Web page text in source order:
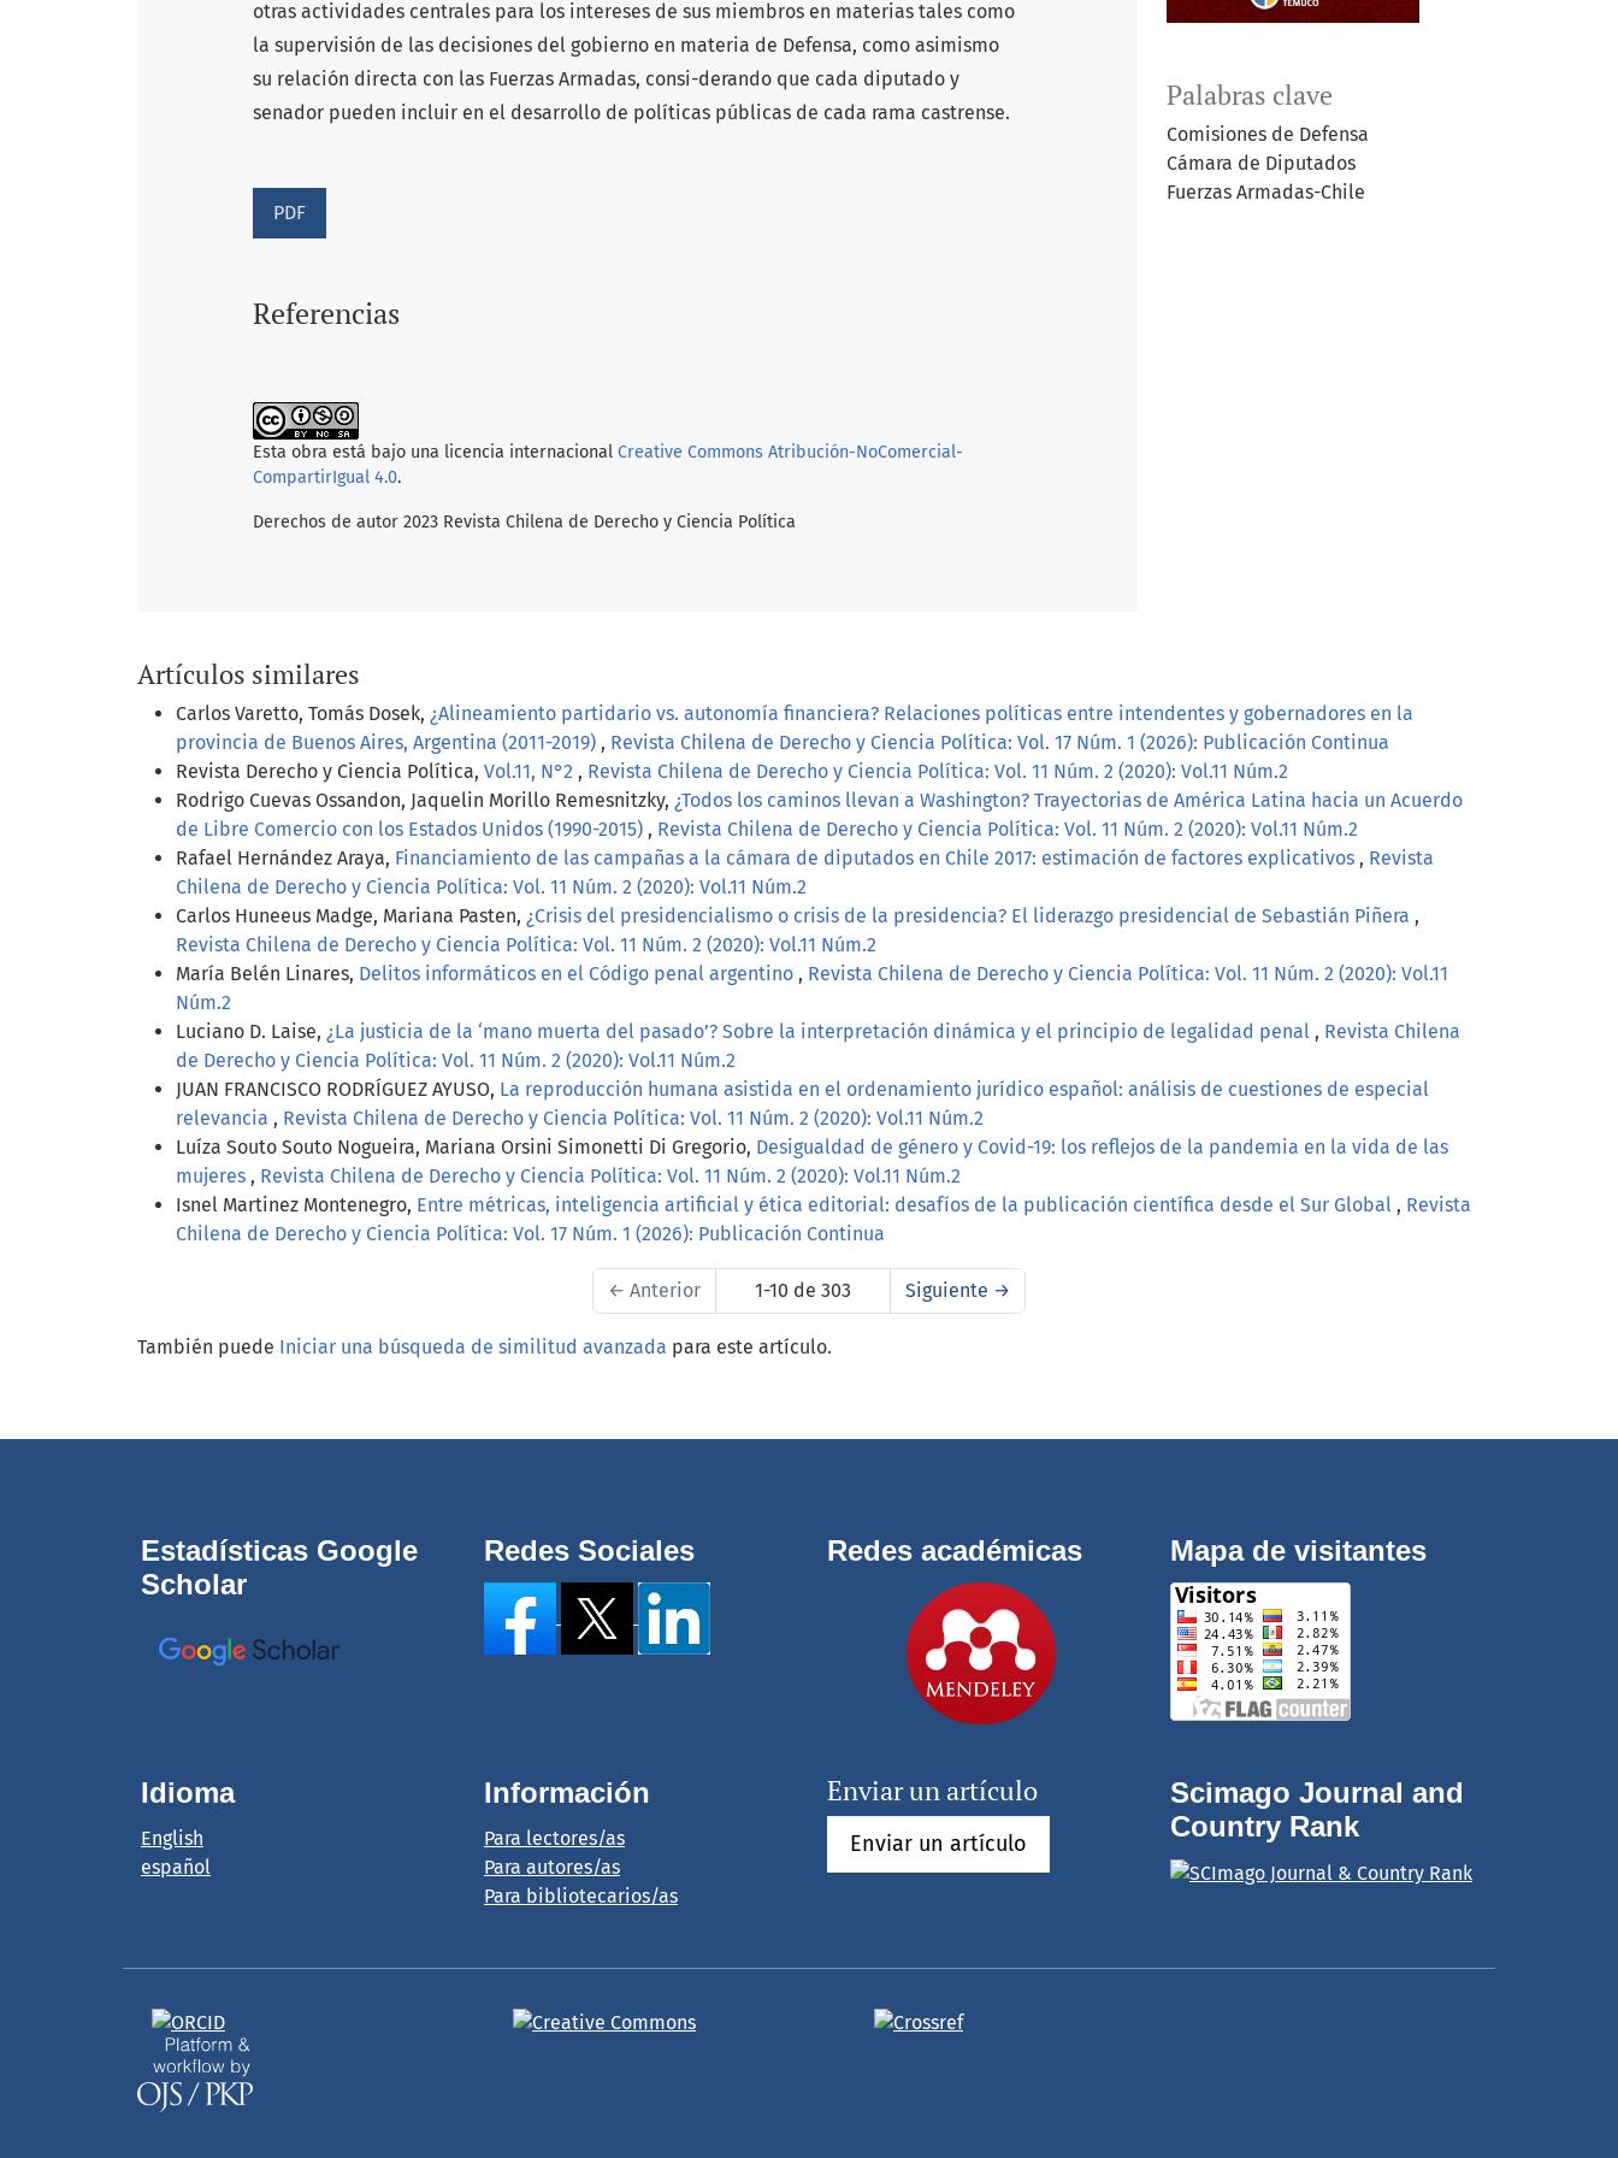
Palabras clave
Comisiones de Defensa
Cámara de Diputados
Fuerzas Armadas-Chile
otras actividades centrales para los intereses de sus miembros en materias tales como
la supervisión de las decisiones del gobierno en materia de Defensa, como asimismo
su relación directa con las Fuerzas Armadas, consi-derando que cada diputado y
senador pueden incluir en el desarrollo de políticas públicas de cada rama castrense.
PDF
Referencias
Esta obra está bajo una licencia internacional Creative Commons Atribución-NoComercial-
CompartirIgual 4.0.
Derechos de autor 2023 Revista Chilena de Derecho y Ciencia Política
Artículos similares
Carlos Varetto, Tomás Dosek, ¿Alineamiento partidario vs. autonomía financiera? Relaciones políticas entre intendentes y gobernadores en la
provincia de Buenos Aires, Argentina (2011-2019) , Revista Chilena de Derecho y Ciencia Política: Vol. 17 Núm. 1 (2026): Publicación Continua
Revista Derecho y Ciencia Política, Vol.11, N°2 , Revista Chilena de Derecho y Ciencia Política: Vol. 11 Núm. 2 (2020): Vol.11 Núm.2
Rodrigo Cuevas Ossandon, Jaquelin Morillo Remesnitzky, ¿Todos los caminos llevan a Washington? Trayectorias de América Latina hacia un Acuerdo
de Libre Comercio con los Estados Unidos (1990-2015) , Revista Chilena de Derecho y Ciencia Política: Vol. 11 Núm. 2 (2020): Vol.11 Núm.2
Rafael Hernández Araya, Financiamiento de las campañas a la cámara de diputados en Chile 2017: estimación de factores explicativos , Revista
Chilena de Derecho y Ciencia Política: Vol. 11 Núm. 2 (2020): Vol.11 Núm.2
Carlos Huneeus Madge, Mariana Pasten, ¿Crisis del presidencialismo o crisis de la presidencia? El liderazgo presidencial de Sebastián Piñera ,
Revista Chilena de Derecho y Ciencia Política: Vol. 11 Núm. 2 (2020): Vol.11 Núm.2
María Belén Linares, Delitos informáticos en el Código penal argentino , Revista Chilena de Derecho y Ciencia Política: Vol. 11 Núm. 2 (2020): Vol.11
Núm.2
Luciano D. Laise, ¿La justicia de la ‘mano muerta del pasado’? Sobre la interpretación dinámica y el principio de legalidad penal , Revista Chilena
de Derecho y Ciencia Política: Vol. 11 Núm. 2 (2020): Vol.11 Núm.2
JUAN FRANCISCO RODRÍGUEZ AYUSO, La reproducción humana asistida en el ordenamiento jurídico español: análisis de cuestiones de especial
relevancia , Revista Chilena de Derecho y Ciencia Política: Vol. 11 Núm. 2 (2020): Vol.11 Núm.2
Luíza Souto Souto Nogueira, Mariana Orsini Simonetti Di Gregorio, Desigualdad de género y Covid-19: los reflejos de la pandemia en la vida de las
mujeres , Revista Chilena de Derecho y Ciencia Política: Vol. 11 Núm. 2 (2020): Vol.11 Núm.2
Isnel Martinez Montenegro, Entre métricas, inteligencia artificial y ética editorial: desafíos de la publicación científica desde el Sur Global , Revista
Chilena de Derecho y Ciencia Política: Vol. 17 Núm. 1 (2026): Publicación Continua
← Anterior 1-10 de 303 Siguiente →
También puede Iniciar una búsqueda de similitud avanzada para este artículo.
Estadísticas Google
Scholar
Redes Sociales Redes académicas Mapa de visitantes
Idioma
English
español
Información
Para lectores/as
Para autores/as
Para bibliotecarios/as
Enviar un artículo
Enviar un artículo
Scimago Journal and
Country Rank